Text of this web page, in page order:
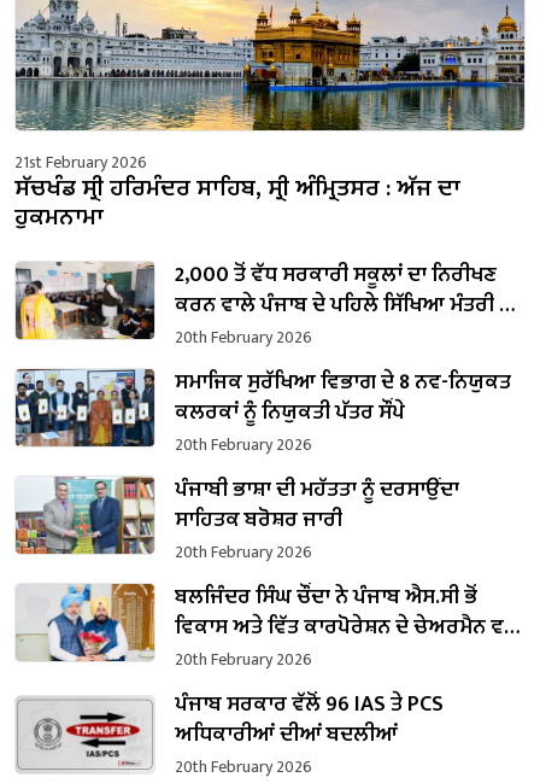
21st February 2026
ਸੱਚਖੰਡ ਸ੍ਰੀ ਹਰਿਮੰਦਰ ਸਾਹਿਬ, ਸ੍ਰੀ ਅੰਮ੍ਰਿਤਸਰ : ਅੱਜ ਦਾ
ਹੁਕਮਨਾਮਾ
2,000 ਤੋਂ ਵੱਧ ਸਰਕਾਰੀ ਸਕੂਲਾਂ ਦਾ ਨਿਰੀਖਣ
ਕਰਨ ਵਾਲੇ ਪੰਜਾਬ ਦੇ ਪਹਿਲੇ ਸਿੱਖਿਆ ਮੰਤਰੀ ਬਣੇ
ਹਰਜੋਤ ਸਿੰਘ ਬੈਂਸ
20th February 2026
ਸਮਾਜਿਕ ਸੁਰੱਖਿਆ ਵਿਭਾਗ ਦੇ 8 ਨਵ-ਨਿਯੁਕਤ
ਕਲਰਕਾਂ ਨੂੰ ਨਿਯੁਕਤੀ ਪੱਤਰ ਸੌਂਪੇ
20th February 2026
ਪੰਜਾਬੀ ਭਾਸ਼ਾ ਦੀ ਮਹੱਤਤਾ ਨੂੰ ਦਰਸਾਉਂਦਾ
ਸਾਹਿਤਕ ਬਰੋਸ਼ਰ ਜਾਰੀ
20th February 2026
ਬਲਜਿੰਦਰ ਸਿੰਘ ਚੌਂਦਾ ਨੇ ਪੰਜਾਬ ਐਸ.ਸੀ ਭੋਂ
ਵਿਕਾਸ ਅਤੇ ਵਿੱਤ ਕਾਰਪੋਰੇਸ਼ਨ ਦੇ ਚੇਅਰਮੈਨ ਵਜੋਂ
ਸੰਭਾਲਿਆ ਕਾਰਜਭਾਰ
20th February 2026
ਪੰਜਾਬ ਸਰਕਾਰ ਵੱਲੋਂ 96 IAS ਤੇ PCS
ਅਧਿਕਾਰੀਆਂ ਦੀਆਂ ਬਦਲੀਆਂ
20th February 2026